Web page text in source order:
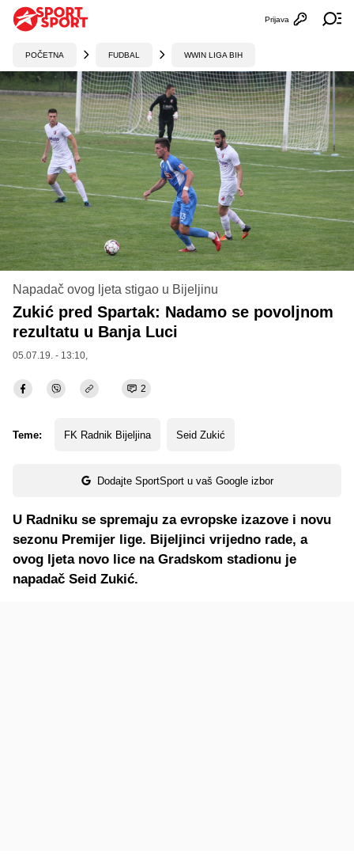
Otvori
Prijava
POČETNA FUDBAL WWIN LIGA BIH
Napadač ovog ljeta stigao u Bijeljinu
Zukić pred Spartak: Nadamo se povoljnom
rezultatu u Banja Luci
05.07.19. - 13:10,
2
Teme: FK Radnik Bijeljina Seid Zukić
Dodajte SportSport u vaš Google izbor
U Radniku se spremaju za evropske izazove i novu
sezonu Premijer lige. Bijeljinci vrijedno rade, a
ovog ljeta novo lice na Gradskom stadionu je
napadač Seid Zukić.